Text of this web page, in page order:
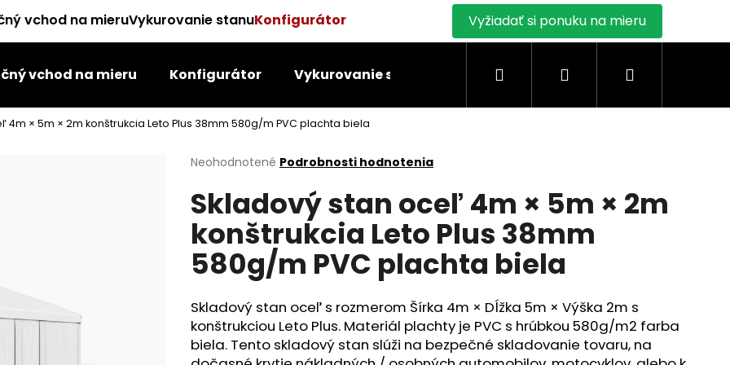
vchod na mieruVykurovanie stanuKonfigurátor Vyžiadať si ponuku na mieru
vchod na mieru Konfigurátor Vykurovanie stanu Montáž skladových stanov
Hľadať PrihlásenieNákupný
4m × 5m × 2m konštrukcia Leto Plus 38mm 580g/m PVC plachta biela
Priemerné
produktu
je
0,0
5
hviezdičiek.
Neohodnotené Podrobnosti hodnotenia
Skladový stan oceľ 4m × 5m × 2m
konštrukcia Leto Plus 38mm
580g/m PVC plachta biela
Skladový stan oceľ s rozmerom Šírka 4m × Dĺžka 5m × Výška 2m s
konštrukciou Leto Plus. Materiál plachty je PVC s hrúbkou 580g/m2 farba
biela. Tento skladový stan slúži na bezpečné skladovanie tovaru, na
Čo potrebujete nájsť?